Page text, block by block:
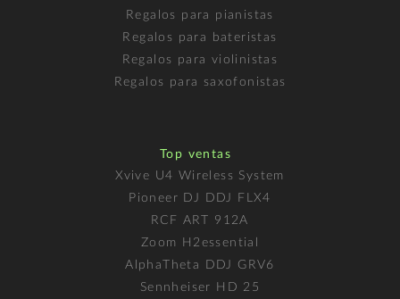
Regalos para pianistas
Regalos para bateristas
Regalos para violinistas
Regalos para saxofonistas
Top ventas
Xvive U4 Wireless System
Pioneer DJ DDJ FLX4
RCF ART 912A
Zoom H2essential
AlphaTheta DDJ GRV6
Sennheiser HD 25